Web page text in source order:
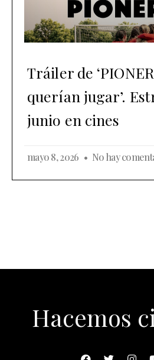
Tráiler de
querían jugar’.
junio en cines
mayo 8, 2026 No hay
Hacemos